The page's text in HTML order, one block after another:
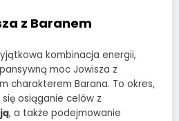
z Baranem
kombinacja energii,
moc Jowisza z
charakterem Barana. To okres,
osiąganie celów z
, a także podejmowanie